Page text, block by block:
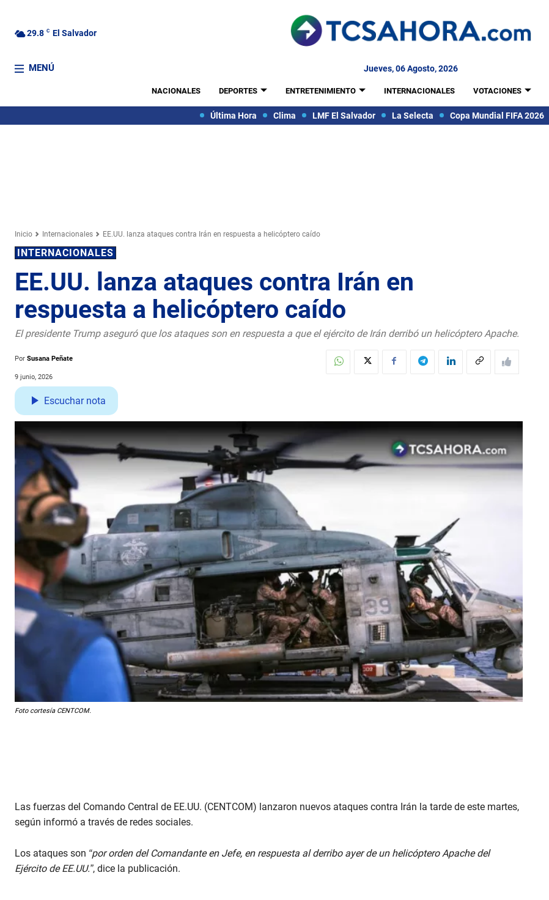
29.8 C El Salvador
MENÚ Jueves, 06 Agosto, 2026
NACIONALES DEPORTES ENTRETENIMIENTO INTERNACIONALES VOTACIONES
Última Hora Clima LMF El Salvador La Selecta Copa Mundial FIFA 2026
Inicio Internacionales EE.UU. lanza ataques contra Irán en respuesta a helicóptero caído
INTERNACIONALES
EE.UU. lanza ataques contra Irán en
respuesta a helicóptero caído
El presidente Trump aseguró que los ataques son en respuesta a que el ejército de Irán derribó un helicóptero Apache.
Por Susana Peñate
9 junio, 2026
Escuchar nota
Foto cortesía CENTCOM.
Las fuerzas del Comando Central de EE.UU. (CENTCOM) lanzaron nuevos ataques contra Irán la tarde de este martes,
según informó a través de redes sociales.
Los ataques son “por orden del Comandante en Jefe, en respuesta al derribo ayer de un helicóptero Apache del
Ejército de EE.UU.”, dice la publicación.